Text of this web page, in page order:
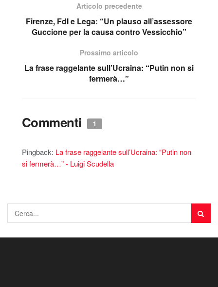
Articolo precedente
Firenze, FdI e Lega: “Un plauso all’assessore
Guccione per la causa contro Vessicchio”
Prossimo articolo
La frase raggelante sull’Ucraina: “Putin non si
fermerà…”
Commenti 1
Pingback: La frase raggelante sull’Ucraina: “Putin non
si fermerà…” - Luigi Scudella